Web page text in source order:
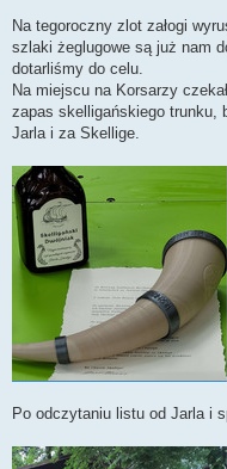
Na tegoroczny zlot załogi
szlaki żeglugowe są już nam
dotarliśmy do celu.
Na miejscu na Korsarzy
zapas skelligańskiego trunku,
Jarla i za Skellige.
Po odczytaniu listu od Jarla i